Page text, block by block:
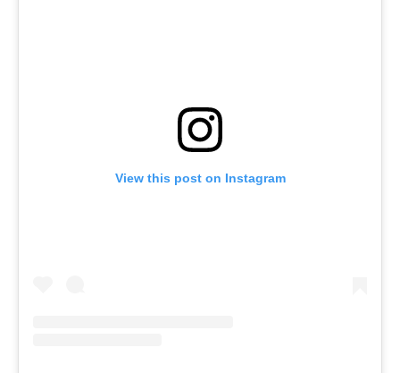
View this post on Instagram